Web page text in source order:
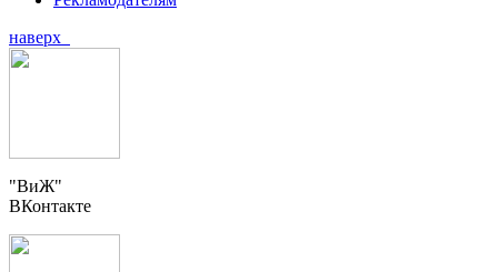
наверх
"ВиЖ"
ВКонтакте